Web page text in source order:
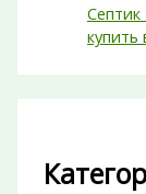
купить